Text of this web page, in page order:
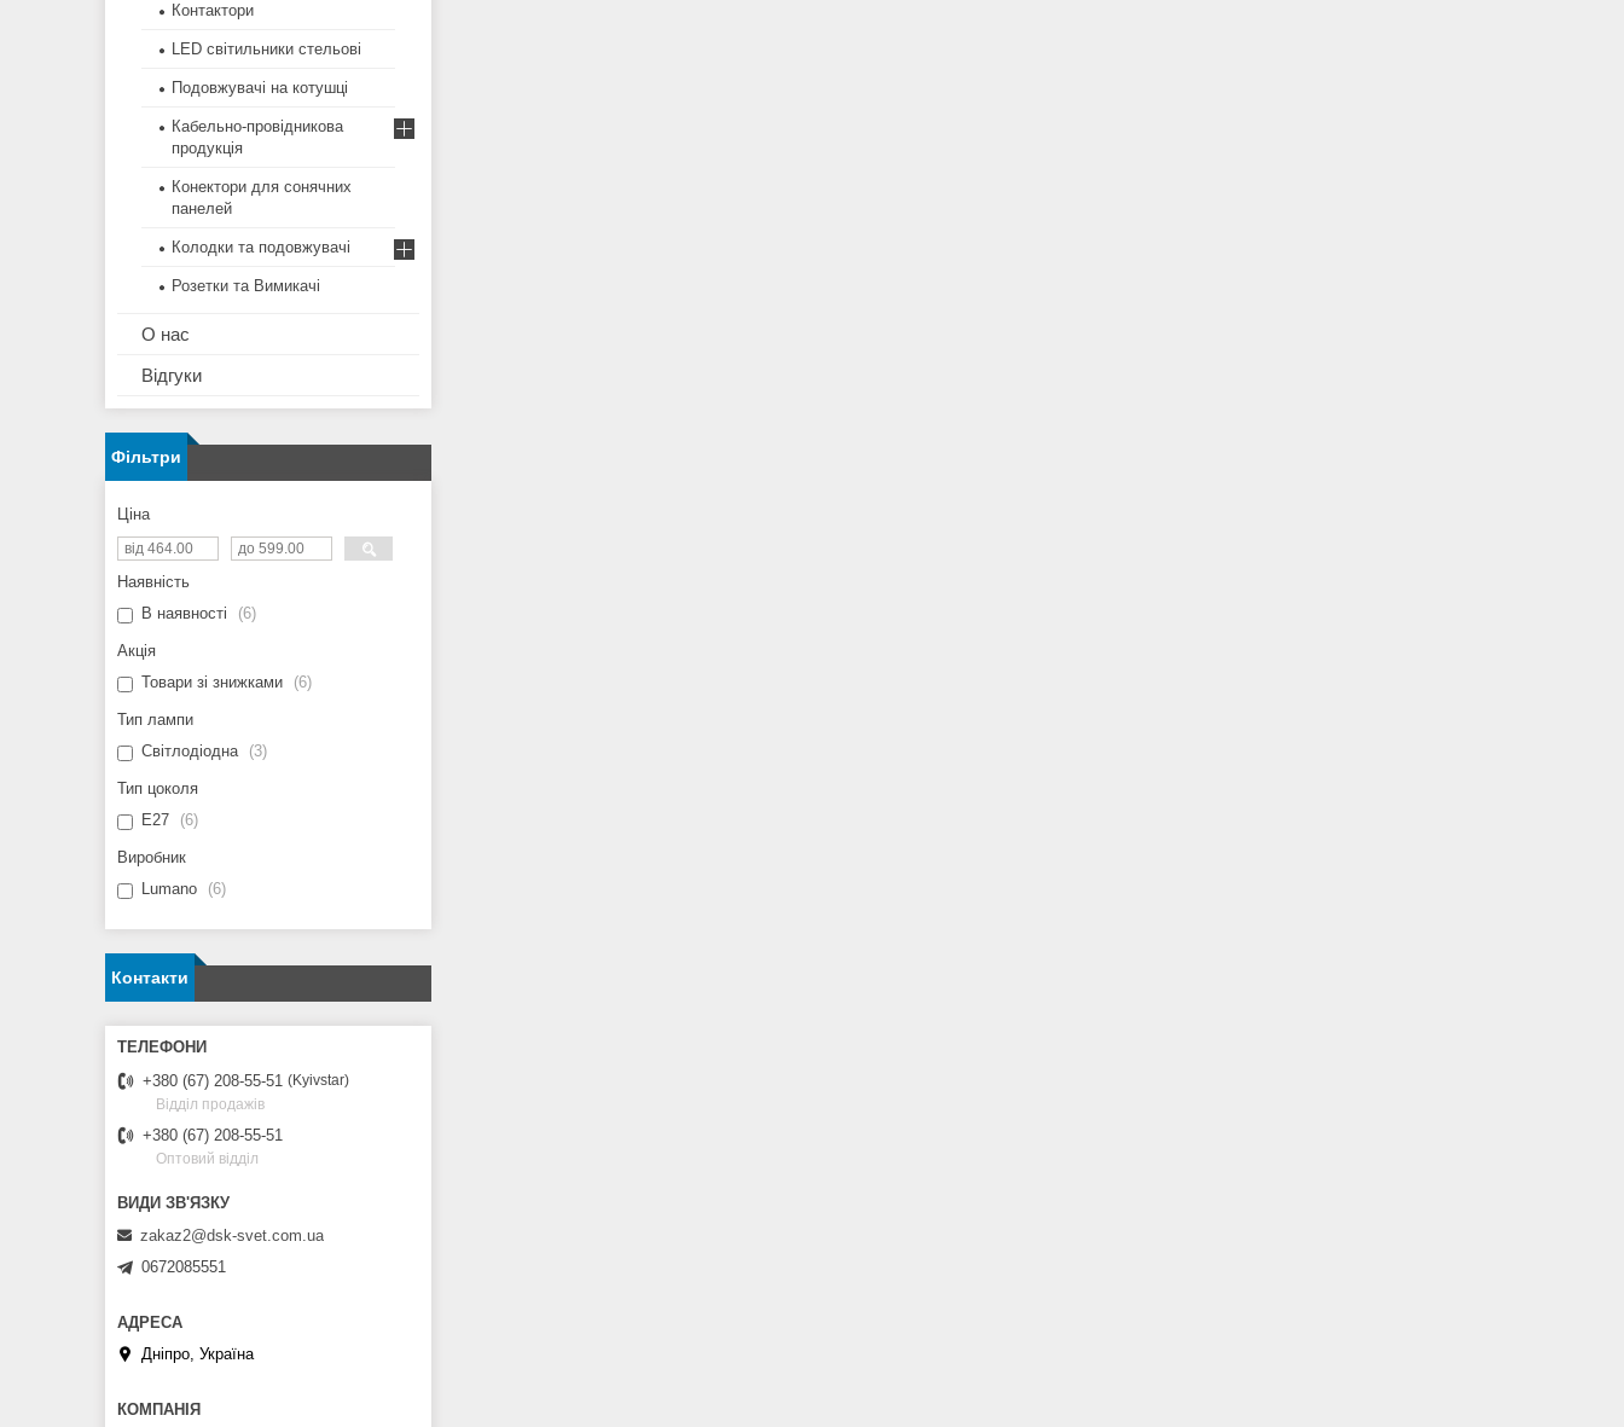
Контактори
LED світильники стельові
Подовжувачі на котушці
Кабельно-провідникова
продукція
Конектори для сонячних
панелей
Колодки та подовжувачі
Розетки та Вимикачі
О нас
Відгуки
Фільтри
Ціна
Наявність
В наявності
6
Акція
Товари зі знижками
6
Тип лампи
Світлодіодна
3
Тип цоколя
E27
6
Виробник
Lumano
6
Контакти
+380 (67) 208-55-51
Kyivstar
Відділ продажів
+380 (67) 208-55-51
Оптовий відділ
zakaz2@dsk-svet.com.ua
0672085551
Дніпро, Україна